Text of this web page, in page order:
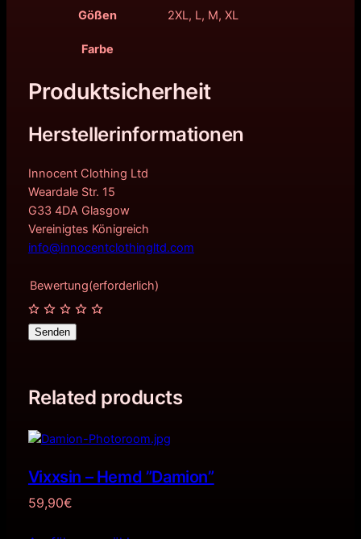
Gößen 2XL, L, M, XL
Farbe
Produktsicherheit
Herstellerinformationen
Innocent Clothing Ltd
Weardale Str. 15
G33 4DA Glasgow
Vereinigtes Königreich
info@innocentclothingltd.com
Bewertung(erforderlich)
Senden
Related products
Vixxsin – Hemd ”Damion”
59,90€